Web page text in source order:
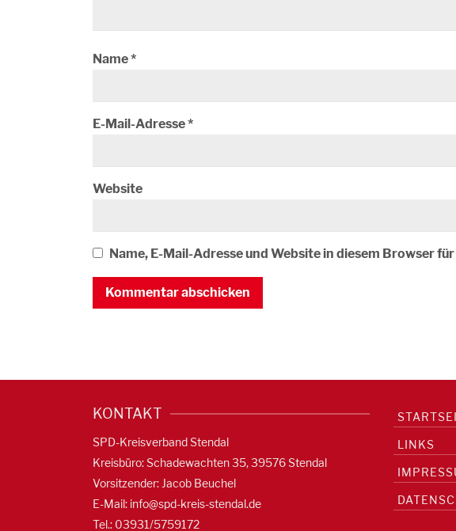
Name*
E-Mail-Adresse*
Website
Name, E-Mail-Adresse und Website in diesem Browser
KONTAKT
SPD-Kreisverband Stendal
Kreisbüro: Schadewachten 35, 39576 Stendal
Vorsitzender: Jacob Beuchel
E-Mail: info@spd-kreis-stendal.de
Tel.: 03931/5759172
LINKS